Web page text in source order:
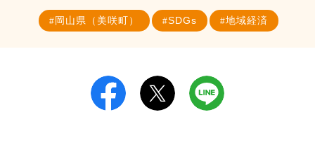
岡山県（美咲町） SDGs 地域経済